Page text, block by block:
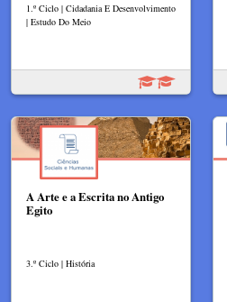
1.º Ciclo | Cidadania E Desenvolvimento
| Estudo Do Meio
A Arte e a Escrita no Antigo
Egito
3.º Ciclo | História